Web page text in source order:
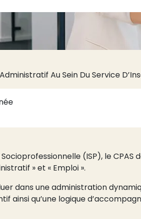
Au Sein Du Service
(ISP), le CPAS
» et « Emploi ».
dans une administration
ainsi qu’une logique